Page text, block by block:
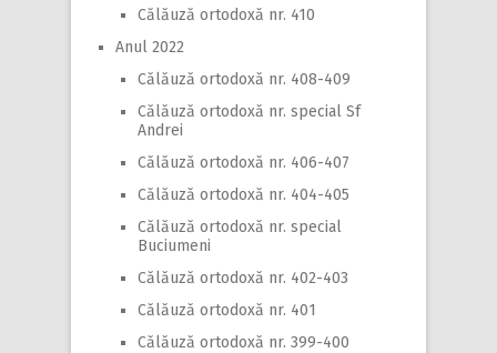
Călăuză ortodoxă nr. 410
Anul 2022
Călăuză ortodoxă nr. 408-409
Călăuză ortodoxă nr. special Sf
Andrei
Călăuză ortodoxă nr. 406-407
Călăuză ortodoxă nr. 404-405
Călăuză ortodoxă nr. special
Buciumeni
Călăuză ortodoxă nr. 402-403
Călăuză ortodoxă nr. 401
Călăuză ortodoxă nr. 399-400